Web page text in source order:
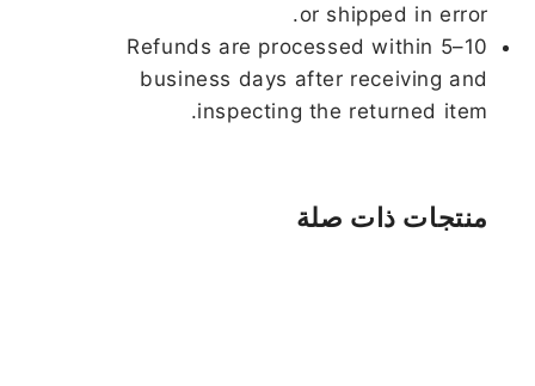
or shipped in error.
Refunds are processed within 5–10
business days after receiving and
inspecting the returned item.
منتجات ذات صلة